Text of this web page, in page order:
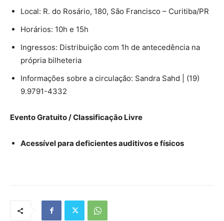
Local: R. do Rosário, 180, São Francisco – Curitiba/PR
Horários: 10h e 15h
Ingressos: Distribuição com 1h de antecedência na
própria bilheteria
Informações sobre a circulação: Sandra Sahd | (19)
9.9791-4332
Evento Gratuito /Classificação Livre
Acessível para deficientes auditivos e físicos